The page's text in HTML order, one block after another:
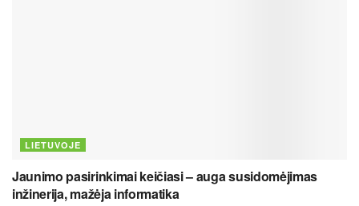
LIETUVOJE
Jaunimo pasirinkimai keičiasi – auga susidomėjimas
inžinerija, mažėja informatika